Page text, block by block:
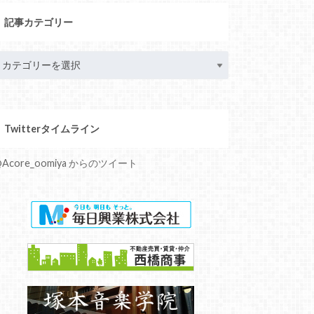
記事カテゴリー
Twitterタイムライン
からのツイート